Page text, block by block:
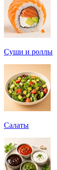
Суши и роллы
Салаты